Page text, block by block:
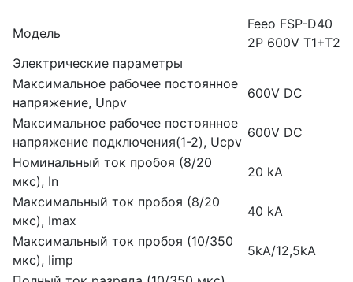
Модель
Feeo FSP-D40
2P 600V Т1+Т2
Электрические параметры
Максимальное рабочее постоянное
напряжение, Unpv
600V DC
Максимальное рабочее постоянное
напряжение подключения(1-2), Ucpv
600V DC
Номинальный ток пробоя (8/20
мкс), In
20 kA
Максимальный ток пробоя (8/20
мкс), Imax
40 kA
Максимальный ток пробоя (10/350
мкс), Iimp
5kA/12,5kA